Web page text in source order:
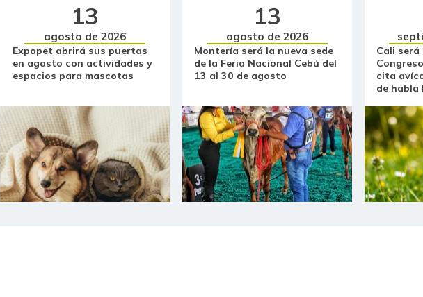
Gelatina
Granadilla
Guanábana
Habichuela
Harina de trigo
Harina precocida de maíz
Jugo de frutas
13
agosto de 2026
Expopet abrirá sus puertas
en agosto con actividades y
espacios para mascotas
13
agosto de 2026
Montería será la nueva sede
de la Feria Nacional Cebú del
13 al 30 de agosto
Cali será
cita
de habla